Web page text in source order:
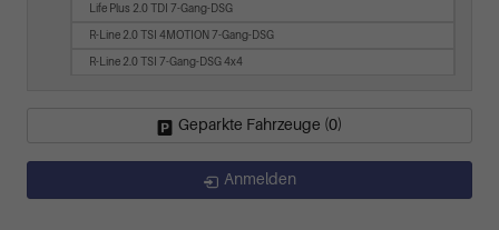
Life Plus 2.0 TDI 7-Gang-DSG
R-Line 2.0 TSI 4MOTION 7-Gang-DSG
R-Line 2.0 TSI 7-Gang-DSG 4x4
Geparkte Fahrzeuge (0)
Anmelden